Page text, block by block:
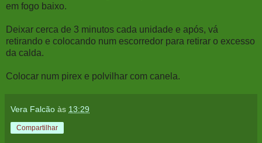
em fogo baixo.
Deixar cerca de 3 minutos cada unidade e após, vá
retirando e colocando num escorredor para retirar o excesso
da calda.
Colocar num pirex e polvilhar com canela.
Vera Falcão às 13:29
Compartilhar